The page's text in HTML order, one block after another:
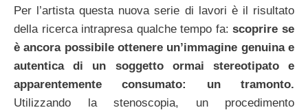
Per l’artista questa nuova serie di lavori è il risultato
della ricerca intrapresa qualche tempo fa:scoprire se
è ancora possibile ottenere un’immagine genuina e
autentica di un soggetto ormai stereotipato e
apparentemente consumato: un tramonto.
Utilizzando la stenoscopia, un procedimento